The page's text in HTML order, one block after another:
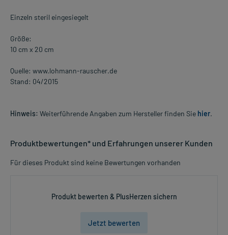
Einzeln steril eingesiegelt
Größe:
10 cm x 20 cm
Quelle: www.lohmann-rauscher.de
Stand: 04/2015
Hinweis: Weiterführende Angaben zum Hersteller finden Sie hier.
Produktbewertungen* und Erfahrungen unserer Kunden
Für dieses Produkt sind keine Bewertungen vorhanden
Produkt bewerten & PlusHerzen sichern
Jetzt bewerten